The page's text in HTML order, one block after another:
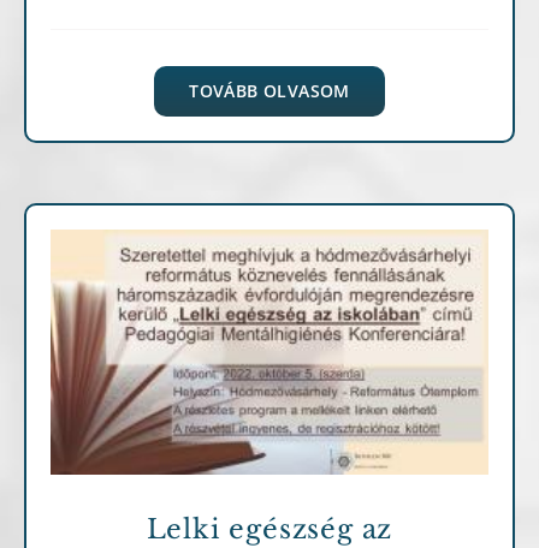
TOVÁBB OLVASOM
Archív cikkek
Lelki egészség az